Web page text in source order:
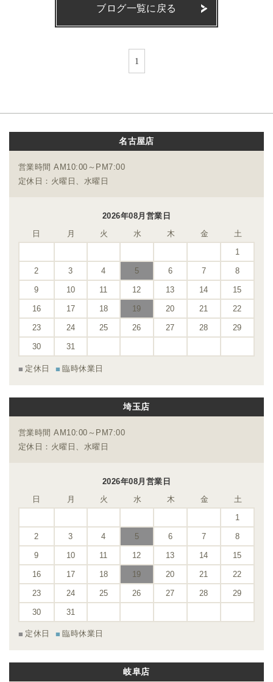
ブログ一覧に戻る
1
名古屋店
営業時間 AM10:00～PM7:00
定休日：火曜日、水曜日
2026年08月営業日
日
月 火 水 木 金
土
1
2 3 4 5 6 7 8
9 10 11 12 13 14 15
16 17 18 19 20 21 22
23 24 25 26 27 28 29
30 31
定休日 臨時休業日
埼玉店
営業時間 AM10:00～PM7:00
定休日：火曜日、水曜日
2026年08月営業日
日
月 火 水 木 金
土
1
2 3 4 5 6 7 8
9 10 11 12 13 14 15
16 17 18 19 20 21 22
23 24 25 26 27 28 29
30 31
定休日 臨時休業日
岐阜店